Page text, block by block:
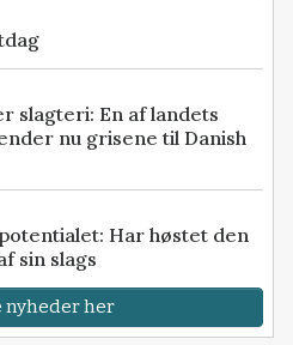
slagteri: En af landets
nu grisene til Danish
Har høstet den
sin slags
nyheder her